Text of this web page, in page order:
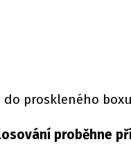
proskleného
proběhne